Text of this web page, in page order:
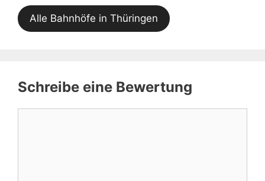
Alle Bahnhöfe in Thüringen
Schreibe eine Bewertung